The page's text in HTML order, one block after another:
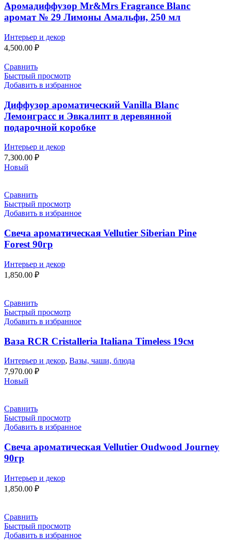
Аромадиффузор Mr&Mrs Fragrance Blanc
аромат № 29 Лимоны Амальфи, 250 мл
Интерьер и декор
4,500.00 ₽
Сравнить
Быстрый просмотр
Добавить в избранное
Диффузор ароматический Vanilla Blanc
Лемонграсс и Эвкалипт в деревянной
подарочной коробке
Интерьер и декор
7,300.00 ₽
Новый
Сравнить
Быстрый просмотр
Добавить в избранное
Свеча ароматическая Vellutier Siberian Pine
Forest 90гр
Интерьер и декор
1,850.00 ₽
Сравнить
Быстрый просмотр
Добавить в избранное
Ваза RCR Cristalleria Italiana Timeless 19см
Интерьер и декор, Вазы, чаши, блюда
7,970.00 ₽
Новый
Сравнить
Быстрый просмотр
Добавить в избранное
Свеча ароматическая Vellutier Oudwood Journey
90гр
Интерьер и декор
1,850.00 ₽
Сравнить
Быстрый просмотр
Добавить в избранное